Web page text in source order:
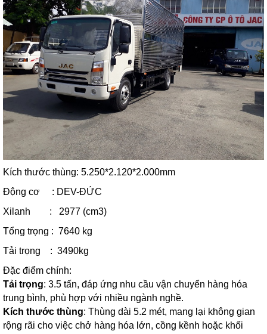
Kích thước thùng: 5.250*2.120*2.000mm
Động cơ : DEV-ĐỨC
Xilanh : 2977 (cm3)
Tổng trọng : 7640 kg
Tải trọng : 3490kg
Đặc điểm chính:
Tải trọng: 3.5 tấn, đáp ứng nhu cầu vận chuyển hàng hóa
trung bình, phù hợp với nhiều ngành nghề.
Kích thước thùng: Thùng dài 5.2 mét, mang lại không gian
rộng rãi cho việc chở hàng hóa lớn, cồng kềnh hoặc khối